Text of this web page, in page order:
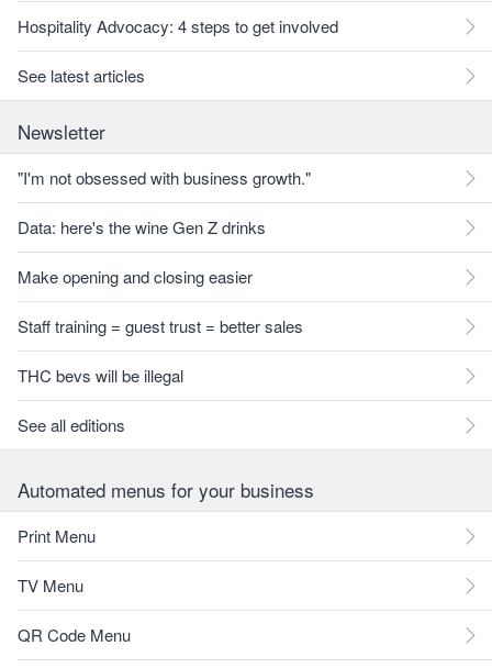
Hospitality Advocacy: 4 steps to get involved
See latest articles
Newsletter
"I'm not obsessed with business growth."
Data: here's the wine Gen Z drinks
Make opening and closing easier
Staff training = guest trust = better sales
THC bevs will be illegal
See all editions
Automated menus for your business
Print Menu
TV Menu
QR Code Menu